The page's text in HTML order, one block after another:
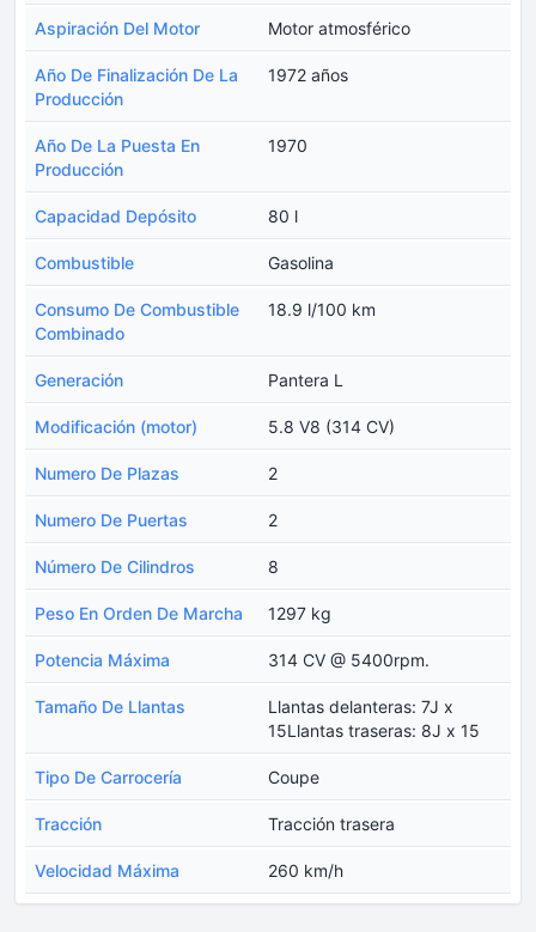
Aspiración Del Motor Motor atmosférico
Año De Finalización De La
Producción
1972 años
Año De La Puesta En
Producción
1970
Capacidad Depósito 80 l
Combustible Gasolina
Consumo De Combustible
Combinado
18.9 l/100 km
Generación Pantera L
Modificación (motor) 5.8 V8 (314 CV)
Numero De Plazas 2
Numero De Puertas 2
Número De Cilindros 8
Peso En Orden De Marcha 1297 kg
Potencia Máxima 314 CV @ 5400rpm.
Tamaño De Llantas
Llantas delanteras: 7J x
15Llantas traseras: 8J x 15
Tipo De Carrocería Coupe
Tracción Tracción trasera
Velocidad Máxima 260 km/h